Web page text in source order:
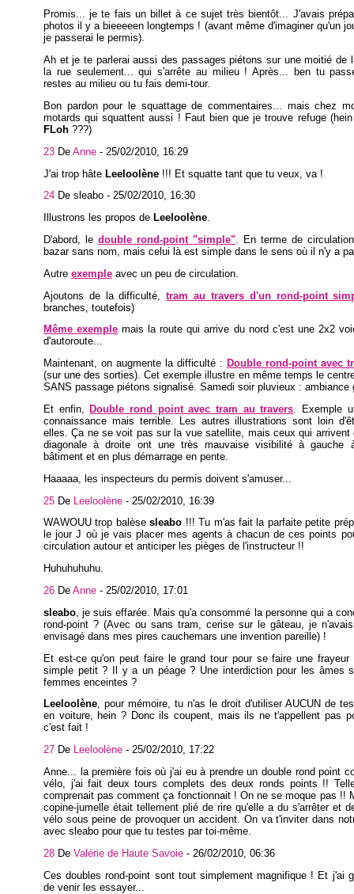
Promis... je te fais un billet à ce sujet très bientôt... J'avais
photos il y a bieeeeen longtemps ! (avant même d'imaginer qu'un
je passerai le permis).
Ah et je te parlerai aussi des passages piétons sur une moitié de
la rue seulement... qui s'arrête au milieu ! Après... ben tu
restes au milieu ou tu fais demi-tour.
Bon pardon pour le squattage de commentaires... mais chez
motards qui squattent aussi ! Faut bien que je trouve refuge
FLoh ???)
23 De Anne - 25/02/2010, 16:29
J'ai trop hâte Leeloolène !!! Et squatte tant que tu veux, va !
24 De sleabo - 25/02/2010, 16:30
Illustrons les propos de Leeloolène.
D'abord, le double rond-point "simple". En terme de
bazar sans nom, mais celui là est simple dans le sens où il n'y a
Autre exemple avec un peu de circulation.
Ajoutons de la difficulté,tram au travers d'un rond-point
branches, toutefois)
Même exemple mais la route qui arrive du nord c'est une 2x2
d'autoroute...
Maintenant, on augmente la difficulté : Double rond-point avec
(sur une des sorties). Cet exemple illustre en même temps le
SANS passage piétons signalisé. Samedi soir pluvieux : ambiance
Et enfin, Double rond point avec tram au travers. Exemple
connaissance mais terrible. Les autres illustrations sont loin
elles. Ça ne se voit pas sur la vue satellite, mais ceux qui arrivent
diagonale à droite ont une très mauvaise visibilité à gauche
bâtiment et en plus démarrage en pente.
Haaaaa, les inspecteurs du permis doivent s'amuser...
25 De Leeloolène - 25/02/2010, 16:39
WAWOUU trop balèsesleabo !!! Tu m'as fait la parfaite petite
le jour J où je vais placer mes agents à chacun de ces points
circulation autour et anticiper les pièges de l'instructeur !!
Huhuhuhuhu.
26 De Anne - 25/02/2010, 17:01
sleabo , je suis effarée. Mais qu'a consommé la personne qui a
rond-point ? (Avec ou sans tram, cerise sur le gâteau, je
envisagé dans mes pires cauchemars une invention pareille) !
Et est-ce qu'on peut faire le grand tour pour se faire une frayeur
simple petit ? Il y a un péage ? Une interdiction pour les âmes
femmes enceintes ?
Leeloolène, pour mémoire, tu n'as le droit d'utiliser AUCUN de
en voiture, hein ? Donc ils coupent, mais ils ne t'appellent pas
c'est fait !
27 De Leeloolène - 25/02/2010, 17:22
Anne... la première fois où j'ai eu à prendre un double rond point
vélo, j'ai fait deux tours complets des deux ronds points !!
comprenait pas comment ça fonctionnait ! On ne se moque pas !!
copine-jumelle était tellement plié de rire qu'elle a du s'arrêter et
vélo sous peine de provoquer un accident. On va t'inviter dans
avec sleabo pour que tu testes par toi-même.
28 De Valérie de Haute Savoie - 26/02/2010, 06:36
Ces doubles rond-point sont tout simplement magnifique ! Et j'ai
de venir les essayer...